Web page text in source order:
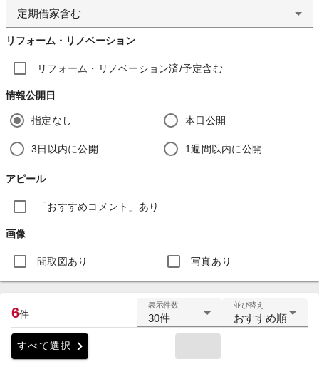
定期借家含む
リフォーム・リノベーション
リフォーム・リノベーション済/予定含む
情報公開日
指定なし 本日公開
3日以内に公開 1週間以内に公開
アピール
「おすすめコメント」あり
画像
間取図あり 写真あり
6件
表示件数
30件
並び替え
おすすめ順
すべて選択 chevron_right